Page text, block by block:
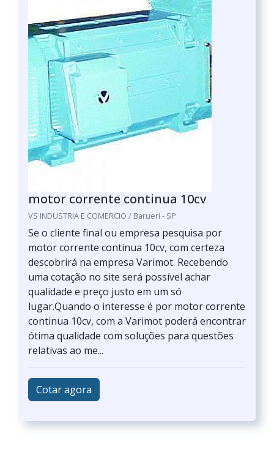
motor corrente continua 10cv
VS INDUSTRIA E COMERCIO / Barueri - SP
Se o cliente final ou empresa pesquisa por
motor corrente continua 10cv, com certeza
descobrirá na empresa Varimot. Recebendo
uma cotação no site será possível achar
qualidade e preço justo em um só
lugar.Quando o interesse é por motor corrente
continua 10cv, com a Varimot poderá encontrar
ótima qualidade com soluções para questões
relativas ao me...
Cotar agora